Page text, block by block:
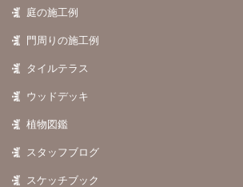
庭の施工例
門周りの施工例
タイルテラス
ウッドデッキ
植物図鑑
スタッフブログ
スケッチブック